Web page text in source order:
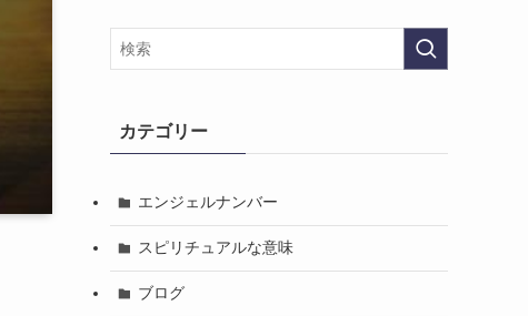
カテゴリー
エンジェルナンバー
スピリチュアルな意味
ブログ